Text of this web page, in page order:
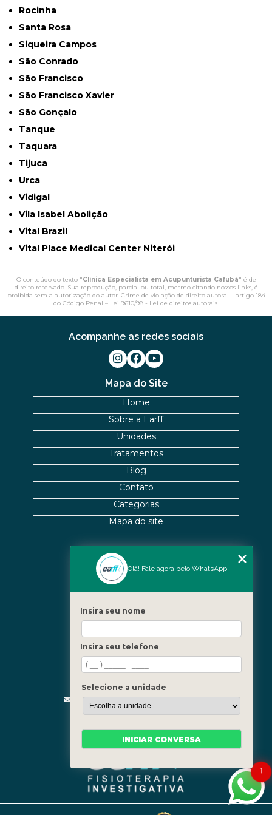
Rocinha
Santa Rosa
Siqueira Campos
São Conrado
São Francisco
São Francisco Xavier
São Gonçalo
Tanque
Taquara
Tijuca
Urca
Vidigal
Vila Isabel Abolição
Vital Brazil
Vital Place Medical Center Niterói
O conteúdo do texto "Clínica Especialista em Acupunturista Cafubá" é de
direito reservado. Sua reprodução, parcial ou total, mesmo citando nossos links, é
proibida sem a autorização do autor. Crime de violação de direito autoral – artigo 184
do Código Penal – Lei 9610/98 - Lei de direitos autorais.
Fale Conosco
(21) 3619-5657
(21) 99390-3850
contato@fisioterapiainvestigativa.com
Segunda a sexta, das 7h às 21h
Nossas Unidades
Barra - Rio de Janeiro
Mapa do Site
Home
Sobre a Earff
Unidades
Tratamentos
Blog
Contato
Categorias
Mapa do site
Acompanhe as redes sociais
1
Olá! Fale agora pelo WhatsApp
Insira seu nome
Insira seu telefone
Selecione a unidade
INICIAR CONVERSA